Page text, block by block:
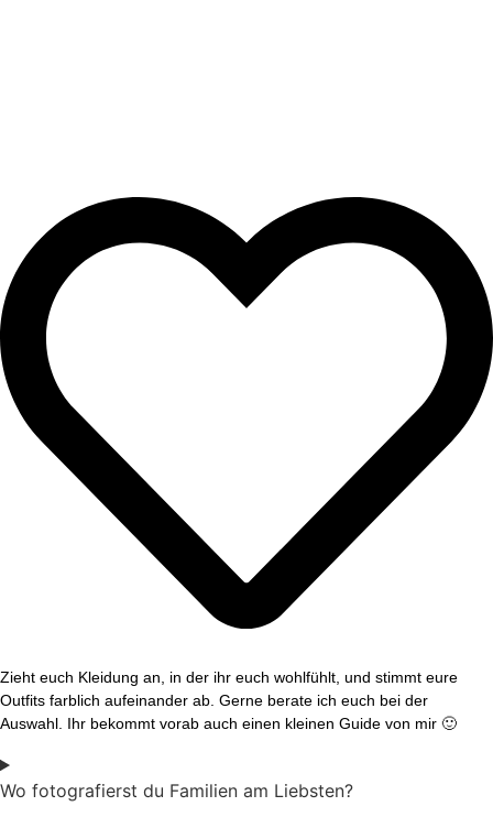
Zieht euch Kleidung an, in der ihr euch wohlfühlt, und stimmt eure
Outfits farblich aufeinander ab. Gerne berate ich euch bei der
Auswahl. Ihr bekommt vorab auch einen kleinen Guide von mir 🙂
Wo fotografierst du Familien am Liebsten?